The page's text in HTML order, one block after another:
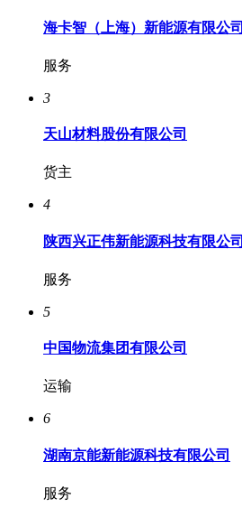
海卡智（上海）新能源有限公司
服务
3
天山材料股份有限公司
货主
4
陕西兴正伟新能源科技有限公司
服务
5
中国物流集团有限公司
运输
6
湖南京能新能源科技有限公司
服务